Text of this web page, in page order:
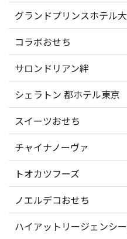
グランドプリンスホテル
コラボおせち
サロンドリアン絆
シェラトン 都ホテル東京
スイーツおせち
チャイナノーヴァ
トオカツフーズ
ノエルデコおせち
ハイアットリージェンシ